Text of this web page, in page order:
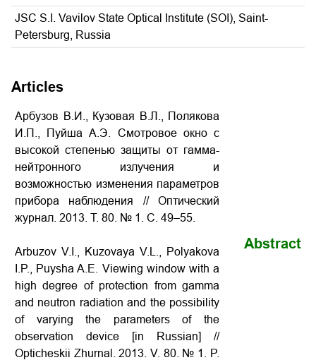
JSC S.I. Vavilov State Optical Institute (SOI), Saint-
Petersburg, Russia
Articles
Арбузов В.И., Кузовая В.Л., Полякова
И.П., Пуйша А.Э. Смотровое окно с
высокой степенью защиты от гамма-
нейтронного излучения и
возможностью изменения параметров
прибора наблюдения // Оптический
журнал. 2013. Т. 80. № 1. С. 49–55.
Arbuzov V.I., Kuzovaya V.L., Polyakova
I.P., Puysha A.E. Viewing window with a
high degree of protection from gamma
and neutron radiation and the possibility
of varying the parameters of the
observation device
[in Russian] //
Opticheskii Zhurnal. 2013. V. 80. № 1. P.
Abstract